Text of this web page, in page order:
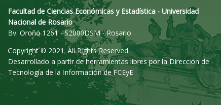
Facultad de Ciencias Económicas y Estadística - Universidad
Nacional de Rosario
Bv. Oroño 1261 - S2000DSM - Rosario
Copyright © 2021. All Rights Reserved.
Desarrollado a partir de herramientas libres por la Dirección de
Tecnología de la Información de FCEyE